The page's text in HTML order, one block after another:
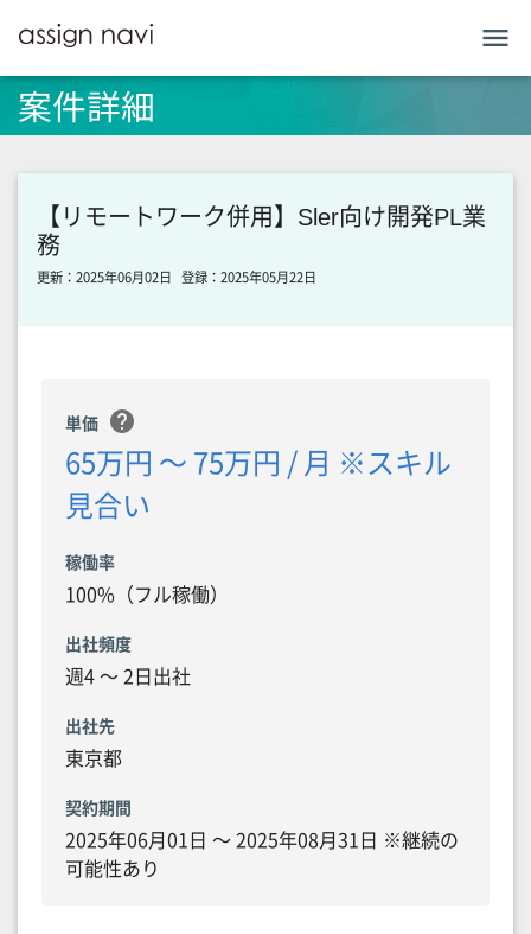
menu
案件詳細
【リモートワーク併用】Sler向け開発PL業
務
更新：2025年06月02日 登録：2025年05月22日
単価 help
65万円 〜 75万円 / 月 ※スキル
見合い
稼働率
100%（フル稼働）
出社頻度
週4 〜 2日出社
出社先
東京都
契約期間
2025年06月01日 〜 2025年08月31日 ※継続の
可能性あり